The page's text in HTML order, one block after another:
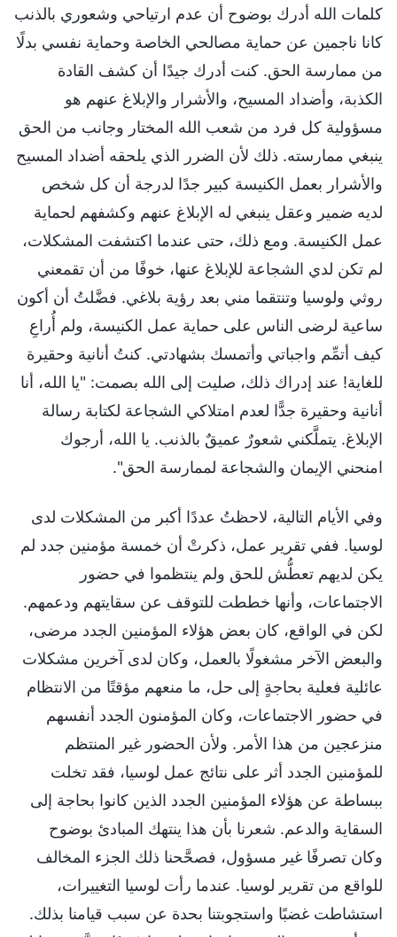
كلمات الله أدرك بوضوح أن عدم ارتياحي وشعوري بالذنب
كانا ناجمين عن حماية مصالحي الخاصة وحماية نفسي بدلًا
من ممارسة الحق. كنت أدرك جيدًا أن كشف القادة
الكذبة، وأضداد المسيح، والأشرار والإبلاغ عنهم هو
مسؤولية كل فرد من شعب الله المختار وجانب من الحق
ينبغي ممارسته. ذلك لأن الضرر الذي يلحقه أضداد المسيح
والأشرار بعمل الكنيسة كبير جدًا لدرجة أن كل شخص
لديه ضمير وعقل ينبغي له الإبلاغ عنهم وكشفهم لحماية
عمل الكنيسة. ومع ذلك، حتى عندما اكتشفت المشكلات،
لم تكن لدي الشجاعة للإبلاغ عنها، خوفًا من أن تقمعني
روثي ولوسيا وتنتقما مني بعد رؤية بلاغي. فضَّلتُ أن أكون
ساعية لرضى الناس على حماية عمل الكنيسة، ولم أُراعِ
كيف أتمِّم واجباتي وأتمسك بشهادتي. كنتُ أنانية وحقيرة
للغاية! عند إدراك ذلك، صليت إلى الله بصمت: "يا الله، أنا
أنانية وحقيرة جدًّا لعدم امتلاكي الشجاعة لكتابة رسالة
الإبلاغ. يتملَّكني شعورٌ عميقٌ بالذنب. يا الله، أرجوك
امنحني الإيمان والشجاعة لممارسة الحق".
وفي الأيام التالية، لاحظتُ عددًا أكبر من المشكلات لدى
لوسيا. ففي تقرير عمل، ذكرتْ أن خمسة مؤمنين جدد لم
يكن لديهم تعطُّش للحق ولم ينتظموا في حضور
الاجتماعات، وأنها خططت للتوقف عن سقايتهم ودعمهم.
لكن في الواقع، كان بعض هؤلاء المؤمنين الجدد مرضى،
والبعض الآخر مشغولًا بالعمل، وكان لدى آخرين مشكلات
عائلية فعلية بحاجةٍ إلى حل، ما منعهم مؤقتًا من الانتظام
في حضور الاجتماعات، وكان المؤمنون الجدد أنفسهم
منزعجين من هذا الأمر. ولأن الحضور غير المنتظم
للمؤمنين الجدد أثر على نتائج عمل لوسيا، فقد تخلت
ببساطة عن هؤلاء المؤمنين الجدد الذين كانوا بحاجة إلى
السقاية والدعم. شعرنا بأن هذا ينتهك المبادئ بوضوح
وكان تصرفًا غير مسؤول، فصحَّحنا ذلك الجزء المخالف
للواقع من تقرير لوسيا. عندما رأت لوسيا التغييرات،
استشاطت غضبًا واستجوبتنا بحدة عن سبب قيامنا بذلك.